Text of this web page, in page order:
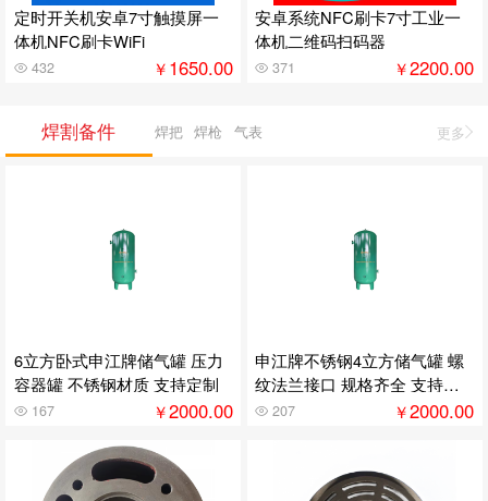
定时开关机安卓7寸触摸屏一
体机NFC刷卡WiFi
432 ￥1650.00
安卓系统NFC刷卡7寸工业一
体机二维码扫码器
371 ￥2200.00
焊割备件 焊把 焊枪 气表 更多
6立方卧式申江牌储气罐 压力
容器罐 不锈钢材质 支持定制
167 ￥2000.00
申江牌不锈钢4立方储气罐 螺
纹法兰接口 规格齐全 支持定
制 207 ￥2000.00